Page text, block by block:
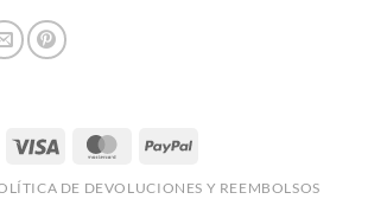
Visa MasterCardPayPal
DE DEVOLUCIONES Y REEMBOLSOS